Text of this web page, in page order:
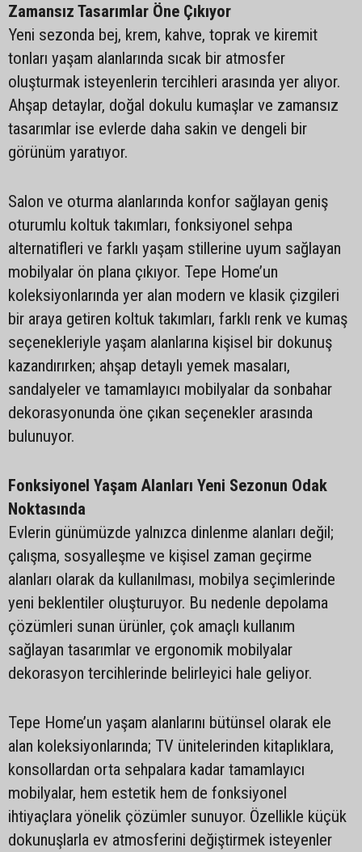
Zamansız Tasarımlar Öne Çıkıyor
Yeni sezonda bej, krem, kahve, toprak ve kiremit
tonları yaşam alanlarında sıcak bir atmosfer
oluşturmak isteyenlerin tercihleri arasında yer alıyor.
Ahşap detaylar, doğal dokulu kumaşlar ve zamansız
tasarımlar ise evlerde daha sakin ve dengeli bir
görünüm yaratıyor.
Salon ve oturma alanlarında konfor sağlayan geniş
oturumlu koltuk takımları, fonksiyonel sehpa
alternatifleri ve farklı yaşam stillerine uyum sağlayan
mobilyalar ön plana çıkıyor. Tepe Home’un
koleksiyonlarında yer alan modern ve klasik çizgileri
bir araya getiren koltuk takımları, farklı renk ve kumaş
seçenekleriyle yaşam alanlarına kişisel bir dokunuş
kazandırırken; ahşap detaylı yemek masaları,
sandalyeler ve tamamlayıcı mobilyalar da sonbahar
dekorasyonunda öne çıkan seçenekler arasında
bulunuyor.
Fonksiyonel Yaşam Alanları Yeni Sezonun Odak
Noktasında
Evlerin günümüzde yalnızca dinlenme alanları değil;
çalışma, sosyalleşme ve kişisel zaman geçirme
alanları olarak da kullanılması, mobilya seçimlerinde
yeni beklentiler oluşturuyor. Bu nedenle depolama
çözümleri sunan ürünler, çok amaçlı kullanım
sağlayan tasarımlar ve ergonomik mobilyalar
dekorasyon tercihlerinde belirleyici hale geliyor.
Tepe Home’un yaşam alanlarını bütünsel olarak ele
alan koleksiyonlarında; TV ünitelerinden kitaplıklara,
konsollardan orta sehpalara kadar tamamlayıcı
mobilyalar, hem estetik hem de fonksiyonel
ihtiyaçlara yönelik çözümler sunuyor. Özellikle küçük
dokunuşlarla ev atmosferini değiştirmek isteyenler